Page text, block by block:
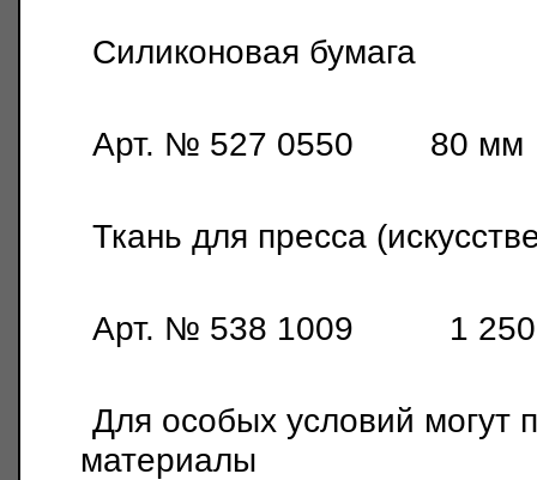
Силиконовая бумага
Арт. № 527 0550 80
Ткань для пресса
Арт. № 538 1009 1
Для особых условий могут
материалы